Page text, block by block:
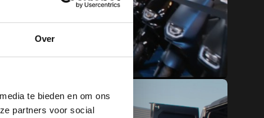
Over
te bieden en om ons
partners voor social